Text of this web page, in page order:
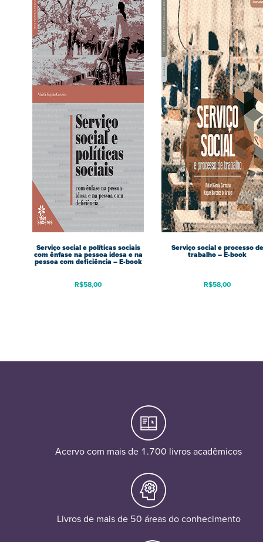
Serviço social e políticas sociais
com ênfase na pessoa idosa e na
pessoa com deficiência – E-book
R$58,00
Serviço social e processo de
trabalho – E-book
R$58,00
Acervo com mais de 1.700 livros acadêmicos
Livros de mais de 50 áreas do conhecimento